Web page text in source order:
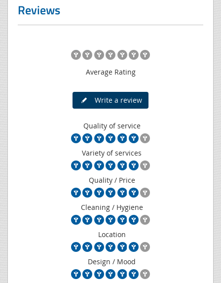
Reviews
Average Rating
Write a review
Quality of service
Variety of services
Quality / Price
Cleaning / Hygiene
Location
Design / Mood